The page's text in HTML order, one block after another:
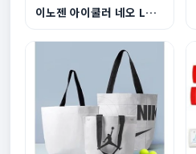
이노젠 아이쿨러 네오 LED라이트 겸용 휴대용 선풍...